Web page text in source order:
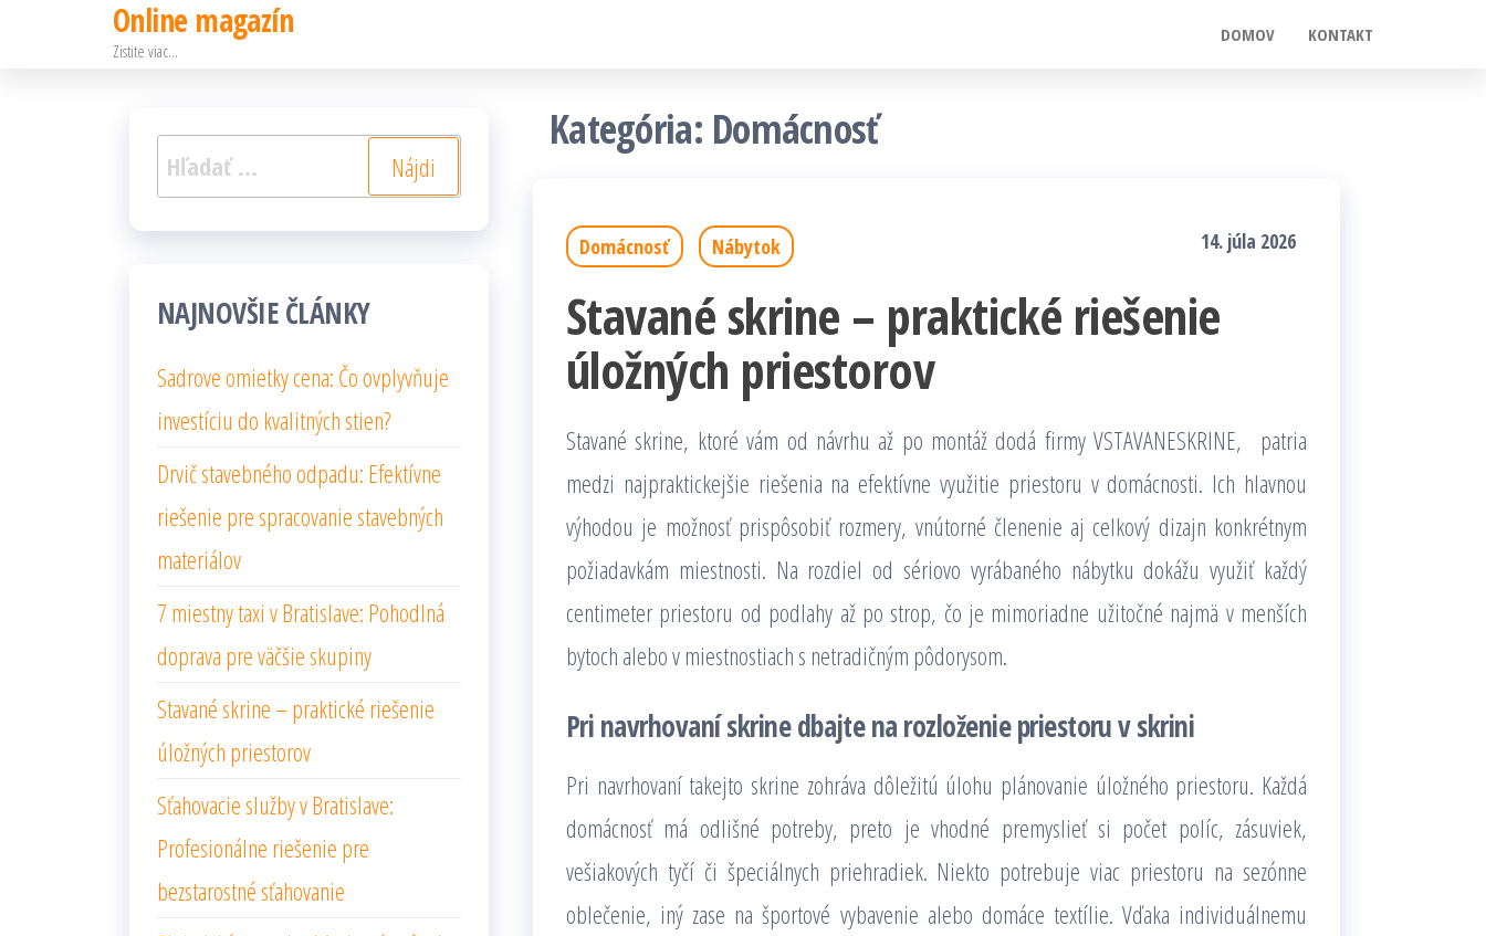
Online magazín
Zistite viac…
DOMOV KONTAKT
Kategória: Domácnosť
Domácnosť Nábytok 14. júla 2026
Stavané skrine – praktické riešenie
úložných priestorov
Stavané skrine, ktoré vám od návrhu až po montáž dodá firmy VSTAVANESKRINE, patria
medzi najpraktickejšie riešenia na efektívne využitie priestoru v domácnosti. Ich hlavnou
výhodou je možnosť prispôsobiť rozmery, vnútorné členenie aj celkový dizajn konkrétnym
požiadavkám miestnosti. Na rozdiel od sériovo vyrábaného nábytku dokážu využiť každý
centimeter priestoru od podlahy až po strop, čo je mimoriadne užitočné najmä v menších
bytoch alebo v miestnostiach s netradičným pôdorysom.
Pri navrhovaní skrine dbajte na rozloženie priestoru v skrini
Pri navrhovaní takejto skrine zohráva dôležitú úlohu plánovanie úložného priestoru. Každá
domácnosť má odlišné potreby, preto je vhodné premyslieť si počet políc, zásuviek,
vešiakových tyčí či špeciálnych priehradiek. Niekto potrebuje viac priestoru na sezónne
oblečenie, iný zase na športové vybavenie alebo domáce textílie. Vďaka individuálnemu
Hľadať:
NAJNOVŠIE ČLÁNKY
Sadrove omietky cena: Čo ovplyvňuje
investíciu do kvalitných stien?
Drvič stavebného odpadu: Efektívne
riešenie pre spracovanie stavebných
materiálov
7 miestny taxi v Bratislave: Pohodlná
doprava pre väčšie skupiny
Stavané skrine – praktické riešenie
úložných priestorov
Sťahovacie služby v Bratislave:
Profesionálne riešenie pre
bezstarostné sťahovanie